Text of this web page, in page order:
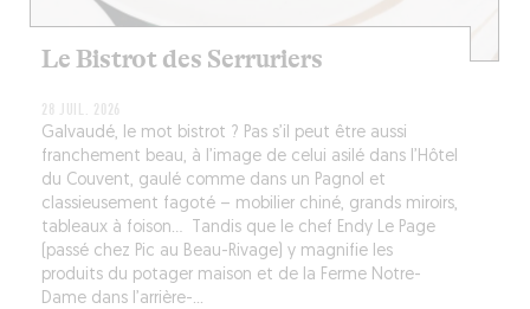
Le Bistrot des Serruriers
28 JUIL. 2026
Galvaudé, le mot bistrot ? Pas s’il peut être aussi
franchement beau, à l’image de celui asilé dans l’Hôtel
du Couvent, gaulé comme dans un Pagnol et
classieusement fagoté – mobilier chiné, grands miroirs,
tableaux à foison… Tandis que le chef Endy Le Page
(passé chez Pic au Beau-Rivage) y magnifie les
produits du potager maison et de la Ferme Notre-
Dame dans l’arrière-...